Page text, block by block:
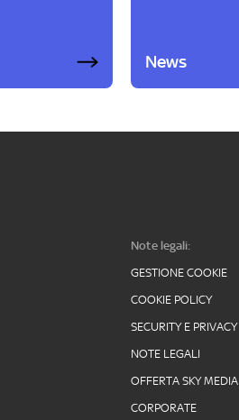
News
Note legali:
GESTIONE COOKIE
COOKIE POLICY
SECURITY E PRIVACY
NOTE LEGALI
OFFERTA SKY MEDIA
CORPORATE